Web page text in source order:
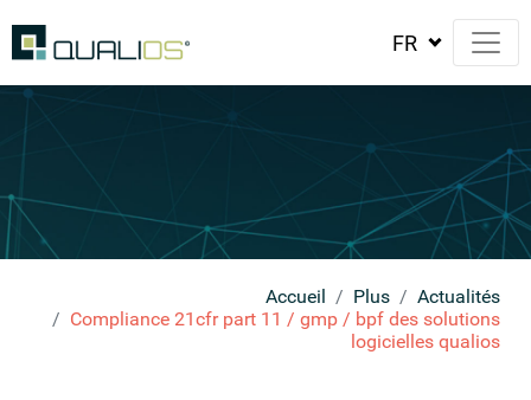
Accueil Plus
Actualités
Compliance 21cfr part 11 / gmp / bpf des solutions
logicielles qualios